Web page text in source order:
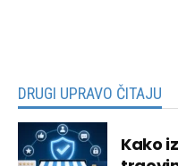
DRUGI UPRAVO ČITAJU
Kako